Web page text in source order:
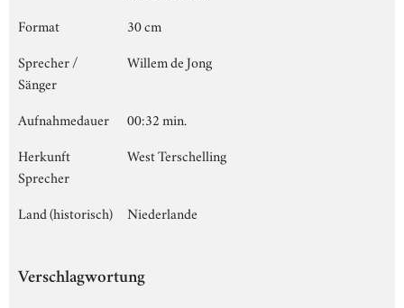
Format
30 cm
Sprecher /
Sänger
Willem de Jong
Aufnahmedauer
00:32 min.
Herkunft
Sprecher
West Terschelling
Land (historisch) Niederlande
Verschlagwortung